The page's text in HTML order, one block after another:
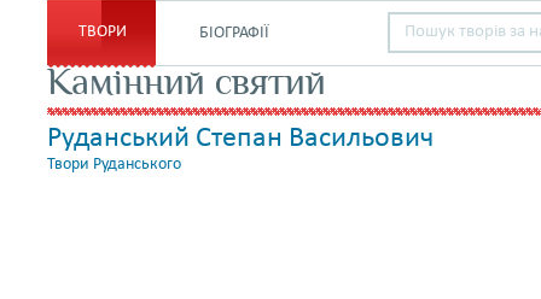
ТВОРИ БІОГРАФІЇ
Камінний святий
Руданський Степан Васильович
Твори Руданського